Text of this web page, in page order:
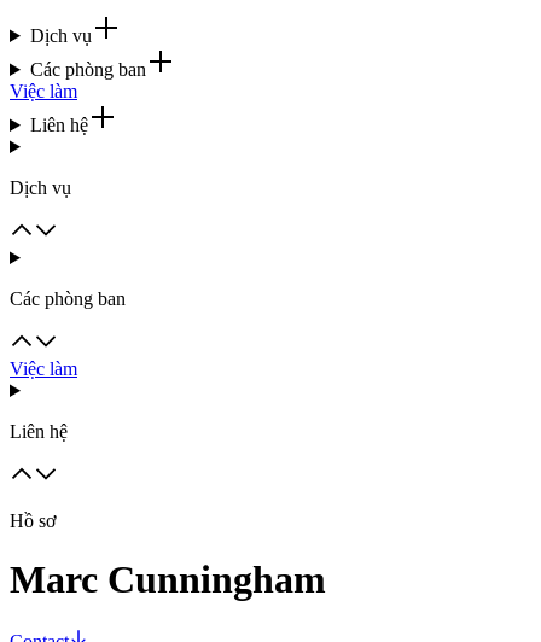
Dịch vụ
Các phòng ban
Việc làm
Liên hệ
Dịch vụ
Các phòng ban
Việc làm
Liên hệ
Hồ sơ
Marc Cunningham